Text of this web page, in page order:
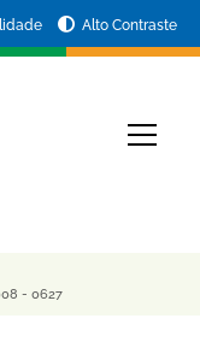
Alto Contraste
- 0627